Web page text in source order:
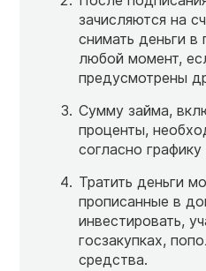
зачисляются на
снимать деньги
любой момент,
предусмотрены
Сумму займа,
проценты,
согласно
Тратить деньги
прописанные в
инвестировать,
госзакупках,
средства.